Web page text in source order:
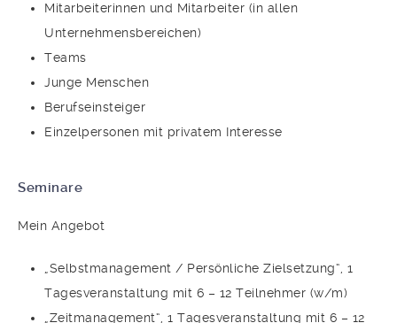
Mitarbeiterinnen und Mitarbeiter (in allen
Unternehmensbereichen)
Teams
Junge Menschen
Berufseinsteiger
Einzelpersonen mit privatem Interesse
Seminare
Mein Angebot
„Selbstmanagement / Persönliche Zielsetzung“, 1
Tagesveranstaltung mit 6 – 12 Teilnehmer (w/m)
„Zeitmanagement“, 1 Tagesveranstaltung mit 6 – 12